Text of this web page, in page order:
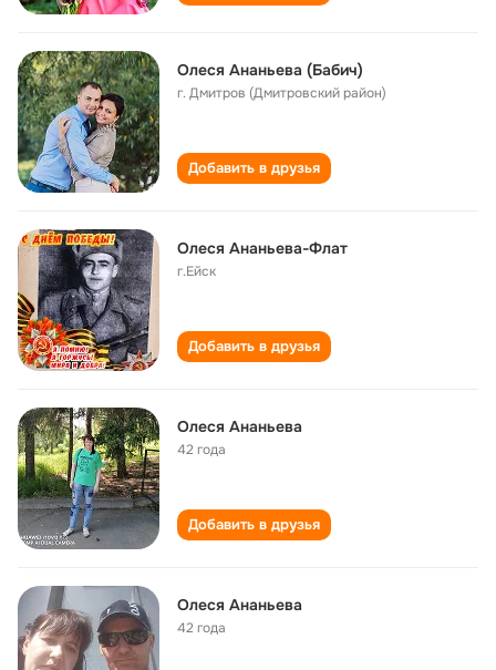
Олеся Ананьева (Бабич)
г. Дмитров (Дмитровский район)
Добавить в друзья
Олеся Ананьева-Флат
г.Eйск
Добавить в друзья
Олеся Ананьева
42 года
Добавить в друзья
Олеся Ананьева
42 года